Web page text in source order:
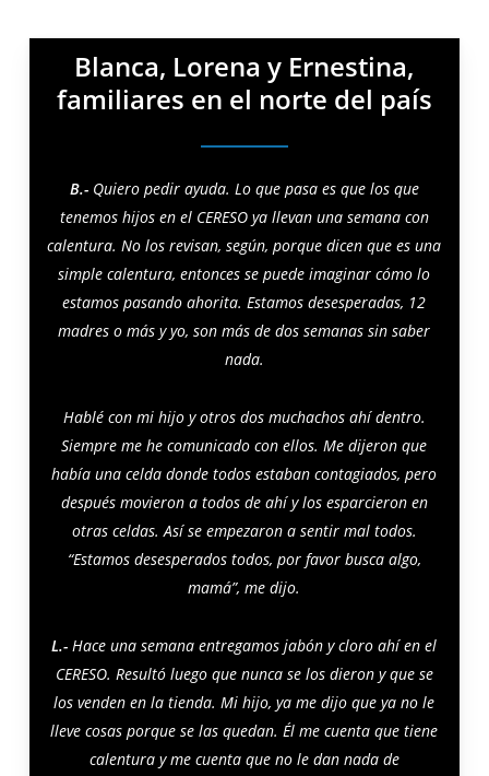
Blanca, Lorena y Ernestina,
familiares en el norte del país
B.-Quiero pedir ayuda. Lo que pasa es que los que
tenemos hijos en el CERESO ya llevan una semana con
calentura. No los revisan, según, porque dicen que es una
simple calentura, entonces se puede imaginar cómo lo
estamos pasando ahorita. Estamos desesperadas, 12
madres o más y yo, son más de dos semanas sin saber
nada.
Hablé con mi hijo y otros dos muchachos ahí dentro.
Siempre me he comunicado con ellos. Me dijeron que
había una celda donde todos estaban contagiados, pero
después movieron a todos de ahí y los esparcieron en
otras celdas. Así se empezaron a sentir mal todos.
“Estamos desesperados todos, por favor busca algo,
mamá”, me dijo.
L.- Hace una semana entregamos jabón y cloro ahí en el
CERESO. Resultó luego que nunca se los dieron y que se
los venden en la tienda. Mi hijo, ya me dijo que ya no le
lleve cosas porque se las quedan. Él me cuenta que tiene
calentura y me cuenta que no le dan nada de